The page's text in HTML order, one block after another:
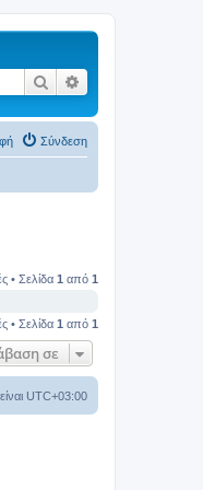
Αναζήτηση
Σύνδεση
• Σελίδα 1 από 1
• Σελίδα 1 από 1
σε
UTC+03:00